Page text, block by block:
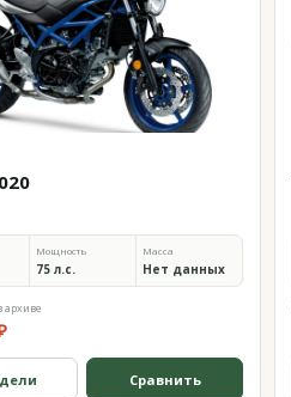
Мощность
75 л.с.
Масса
Нет данных
архиве
Сравнить